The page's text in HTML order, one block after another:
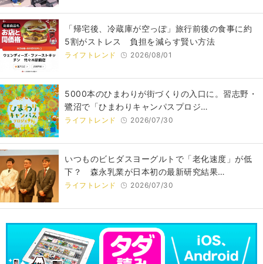
「帰宅後、冷蔵庫が空っぽ」旅行前後の食事に約
5割がストレス 負担を減らす賢い方法
ライフトレンド 2026/08/01
5000本のひまわりが街づくりの入口に。習志野・
鷺沼で「ひまわりキャンパスプロジ…
ライフトレンド 2026/07/30
いつものビヒダスヨーグルトで「老化速度」が低
下？ 森永乳業が日本初の最新研究結果…
ライフトレンド 2026/07/30